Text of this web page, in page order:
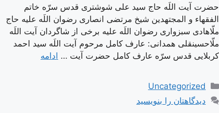
حضرت آیت اللَه حاج سید علی شوشتری قدس سرّه خاتم
الفقهاء و المجتهدین شیخ مرتضی انصاری رضوان اللَه علیه حاج
ملّاهادی سبزواری رضوان اللَه علیه برخی از شاگردان آیت اللَه
ملّاحسینقلی همدانی: عارف کامل مرحوم آیت اللَه سيد احمد
كربلايى قدس سرّه عارف کامل حضرت آیت … ادامه
دسته‌ها
Uncategorized
دیدگاهتان را بنویسید